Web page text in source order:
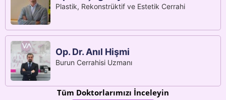
Plastik, Rekonstrüktif ve Estetik Cerrahi
Op. Dr. Anıl Hişmi
Burun Cerrahisi Uzmanı
Tüm Doktorlarımızı İnceleyin